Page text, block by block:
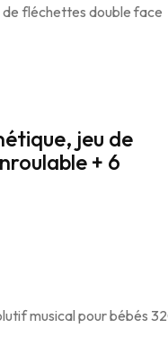
jeu de
+ 6